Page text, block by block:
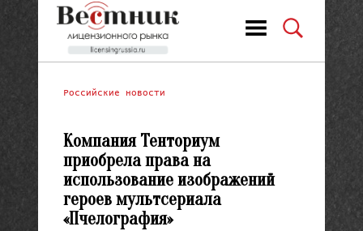
Российские новости
Компания Тенториум
приобрела права на
использование изображений
героев мультсериала
«Пчелография»